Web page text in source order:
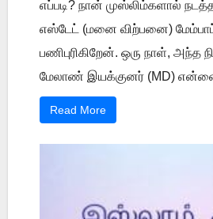
எப்படி? நான் முஸ்லிம்களால்
எஸ்டேட் (மனை விற்பனை)
பணிபுரிகிறேன். ஒரு நாள், அந்த
மேலாண் இயக்குனர் (MD)
Read More